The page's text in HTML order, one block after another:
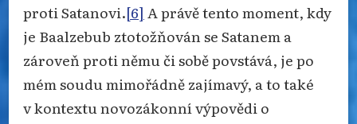
proti Satanovi.[6] A právě tento moment, kdy
je Baalzebub ztotožňován se Satanem a
zároveň proti němu či sobě povstává, je po
mém soudu mimořádně zajímavý, a to také
v kontextu novozákonní výpovědi o